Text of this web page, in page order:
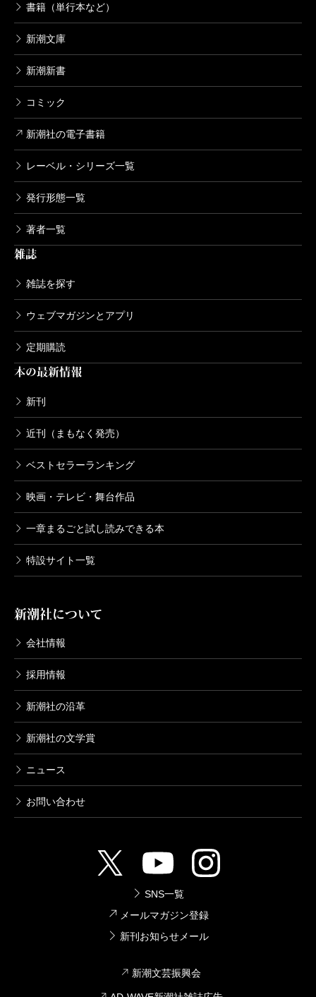
書籍（単行本など）
新潮文庫
新潮新書
コミック
新潮社の電子書籍
レーベル・シリーズ一覧
発行形態一覧
著者一覧
雑誌
雑誌を探す
ウェブマガジンとアプリ
定期購読
本の最新情報
新刊
近刊（まもなく発売）
ベストセラーランキング
映画・テレビ・舞台作品
一章まるごと試し読みできる本
特設サイト一覧
新潮社について
会社情報
採用情報
新潮社の沿革
新潮社の文学賞
ニュース
お問い合わせ
SNS一覧
メールマガジン登録
新刊お知らせメール
新潮文芸振興会